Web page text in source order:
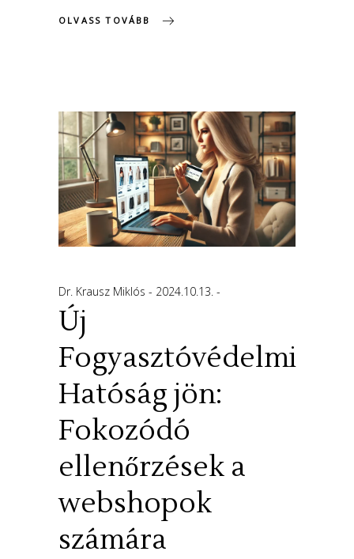
OLVASS TOVÁBB
Dr. Krausz Miklós 2024.10.13.
Új
Fogyasztóvédelmi
Hatóság jön:
Fokozódó
ellenőrzések a
webshopok
számára